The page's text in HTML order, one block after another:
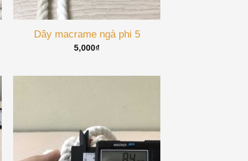
Dây macrame ngà phi 5
5,000₫